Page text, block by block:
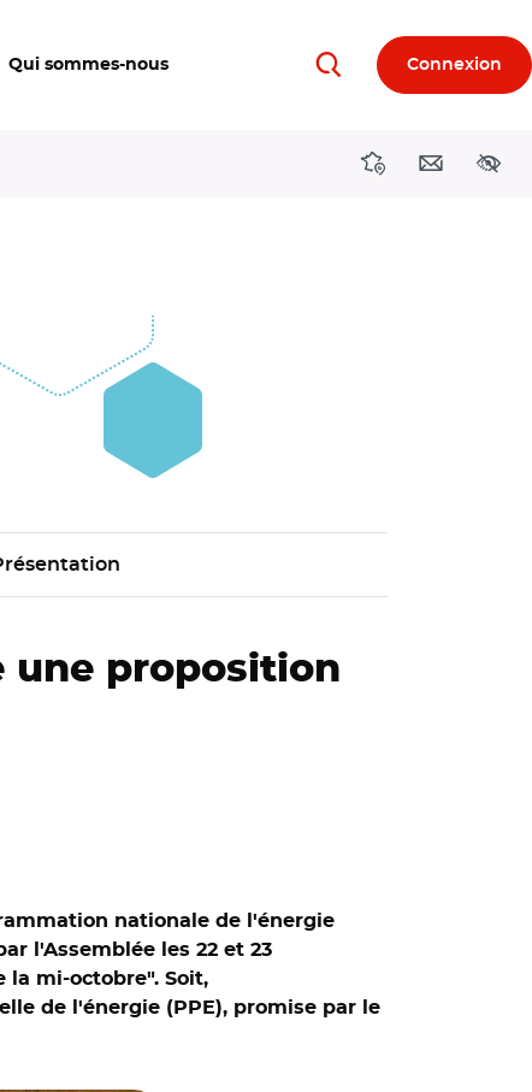
Qui sommes-nous RechercherConnexion
DirectionsContact
une proposition
nationale de l'énergie
l'Assemblée les 22 et 23
mi-octobre". Soit,
de l'énergie (PPE), promise par le